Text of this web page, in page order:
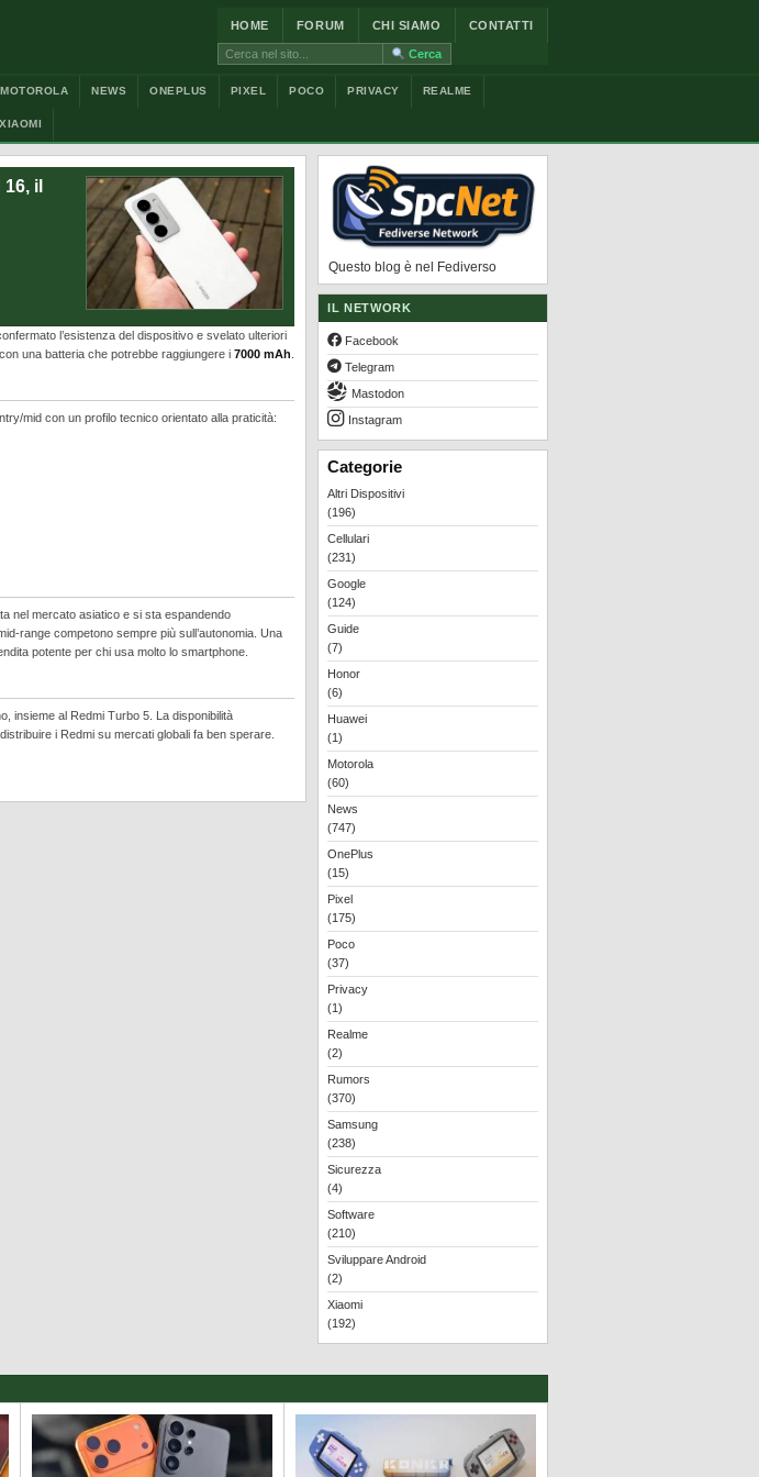
HOME FORUM CHI SIAMO CONTATTI
Cerca: Cerca
MOTOROLA NEWS ONEPLUS PIXEL POCO PRIVACY REALME
XIAOMI
il
l’esistenza del dispositivo e svelato ulteriori
una batteria che potrebbe raggiungere i 7000 mAh
mid con un profilo tecnico orientato alla praticità:
nel mercato asiatico e si sta espandendo
range competono sempre più sull’autonomia. Una
potente per chi usa molto lo smartphone.
insieme al Redmi Turbo 5. La disponibilità
i Redmi su mercati globali fa ben sperare.
Questo blog è nel Fediverso
IL NETWORK
Facebook
Telegram
Mastodon
Instagram
Categorie
Altri Dispositivi
(196)
Cellulari
(231)
Google
(124)
Guide
(7)
Honor
(6)
Huawei
(1)
Motorola
(60)
News
(747)
OnePlus
(15)
Pixel
(175)
Poco
(37)
Privacy
(1)
Realme
(2)
Rumors
(370)
Samsung
(238)
Sicurezza
(4)
Software
(210)
Sviluppare Android
(2)
Xiaomi
(192)